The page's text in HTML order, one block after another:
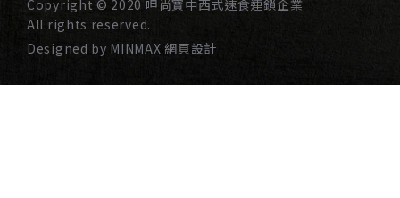
Copyright © 2020 呷尚寶中西式速食連鎖企業
All rights reserved.
Designed by MINMAX 網頁設計